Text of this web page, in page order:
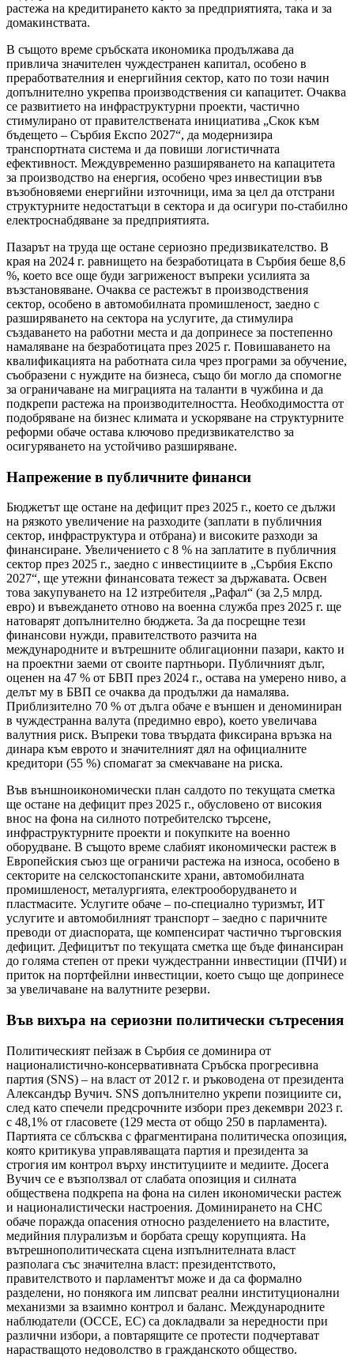
растежа на кредитирането както за предприятията, така и за
домакинствата.
В същото време сръбската икономика продължава да
привлича значителен чуждестранен капитал, особено в
преработвателния и енергийния сектор, като по този начин
допълнително укрепва производствения си капацитет. Очаква
се развитието на инфраструктурни проекти, частично
стимулирано от правителствената инициатива „Скок към
бъдещето – Сърбия Експо 2027“, да модернизира
транспортната система и да повиши логистичната
ефективност. Междувременно разширяването на капацитета
за производство на енергия, особено чрез инвестиции във
възобновяеми енергийни източници, има за цел да отстрани
структурните недостатъци в сектора и да осигури по-стабилно
електроснабдяване за предприятията.
Пазарът на труда ще остане сериозно предизвикателство. В
края на 2024 г. равнището на безработицата в Сърбия беше 8,6
%, което все още буди загриженост въпреки усилията за
възстановяване. Очаква се растежът в производствения
сектор, особено в автомобилната промишленост, заедно с
разширяването на сектора на услугите, да стимулира
създаването на работни места и да допринесе за постепенно
намаляване на безработицата през 2025 г. Повишаването на
квалификацията на работната сила чрез програми за обучение,
съобразени с нуждите на бизнеса, също би могло да спомогне
за ограничаване на миграцията на таланти в чужбина и да
подкрепи растежа на производителността. Необходимостта от
подобряване на бизнес климата и ускоряване на структурните
реформи обаче остава ключово предизвикателство за
осигуряването на устойчиво разширяване.
Напрежение в публичните финанси
Бюджетът ще остане на дефицит през 2025 г., което се дължи
на рязкото увеличение на разходите (заплати в публичния
сектор, инфраструктура и отбрана) и високите разходи за
финансиране. Увеличението с 8 % на заплатите в публичния
сектор през 2025 г., заедно с инвестициите в „Сърбия Експо
2027“, ще утежни финансовата тежест за държавата. Освен
това закупуването на 12 изтребителя „Рафал“ (за 2,5 млрд.
евро) и въвеждането отново на военна служба през 2025 г. ще
натоварят допълнително бюджета. За да посрещне тези
финансови нужди, правителството разчита на
международните и вътрешните облигационни пазари, както и
на проектни заеми от своите партньори. Публичният дълг,
оценен на 47 % от БВП през 2024 г., остава на умерено ниво, а
делът му в БВП се очаква да продължи да намалява.
Приблизително 70 % от дълга обаче е външен и деноминиран
в чуждестранна валута (предимно евро), което увеличава
валутния риск. Въпреки това твърдата фиксирана връзка на
динара към еврото и значителният дял на официалните
кредитори (55 %) спомагат за смекчаване на риска.
Във външноикономически план салдото по текущата сметка
ще остане на дефицит през 2025 г., обусловено от високия
внос на фона на силното потребителско търсене,
инфраструктурните проекти и покупките на военно
оборудване. В същото време слабият икономически растеж в
Европейския съюз ще ограничи растежа на износа, особено в
секторите на селскостопанските храни, автомобилната
промишленост, металургията, електрооборудването и
пластмасите. Услугите обаче – по-специално туризмът, ИТ
услугите и автомобилният транспорт – заедно с паричните
преводи от диаспората, ще компенсират частично търговския
дефицит. Дефицитът по текущата сметка ще бъде финансиран
до голяма степен от преки чуждестранни инвестиции (ПЧИ) и
приток на портфейлни инвестиции, което също ще допринесе
за увеличаване на валутните резерви.
Във вихъра на сериозни политически сътресения
Политическият пейзаж в Сърбия се доминира от
националистично-консервативната Сръбска прогресивна
партия (SNS) – на власт от 2012 г. и ръководена от президента
Александър Вучич. SNS допълнително укрепи позициите си,
след като спечели предсрочните избори през декември 2023 г.
с 48,1% от гласовете (129 места от общо 250 в парламента).
Партията се сблъсква с фрагментирана политическа опозиция,
която критикува управляващата партия и президента за
строгия им контрол върху институциите и медиите. Досега
Вучич се е възползвал от слабата опозиция и силната
обществена подкрепа на фона на силен икономически растеж
и националистически настроения. Доминирането на СНС
обаче поражда опасения относно разделението на властите,
медийния плурализъм и борбата срещу корупцията. На
вътрешнополитическата сцена изпълнителната власт
разполага със значителна власт: президентството,
правителството и парламентът може и да са формално
разделени, но понякога им липсват реални институционални
механизми за взаимно контрол и баланс. Международните
наблюдатели (ОССЕ, ЕС) са докладвали за нередности при
различни избори, а повтарящите се протести подчертават
нарастващото недоволство в гражданското общество.